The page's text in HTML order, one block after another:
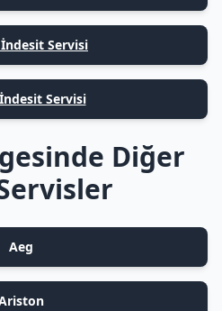
Servisi
Servisi
Diğer
Aeg